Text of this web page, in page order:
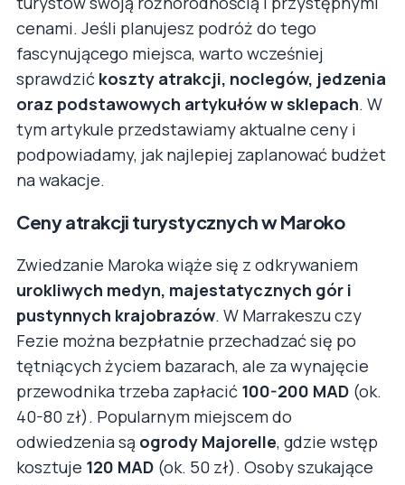
cenami. Jeśli planujesz podróż do tego
fascynującego miejsca, warto wcześniej
sprawdzić koszty atrakcji, noclegów, jedzenia
oraz podstawowych artykułów w sklepach. W
tym artykule przedstawiamy aktualne ceny i
podpowiadamy, jak najlepiej zaplanować budżet
na wakacje.
Ceny atrakcji turystycznych w Maroko
Zwiedzanie Maroka wiąże się z odkrywaniem
urokliwych medyn, majestatycznych gór i
pustynnych krajobrazów. W Marrakeszu czy
Fezie można bezpłatnie przechadzać się po
tętniących życiem bazarach, ale za wynajęcie
przewodnika trzeba zapłacić 100-200 MAD (ok.
40-80 zł). Popularnym miejscem do
odwiedzenia są ogrody Majorelle, gdzie wstęp
kosztuje 120 MAD (ok. 50 zł). Osoby szukające